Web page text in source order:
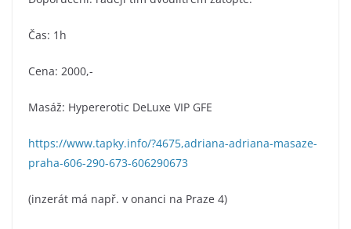
Čas: 1h
Cena: 2000,-
Masáž: Hypererotic DeLuxe VIP GFE
https://www.tapky.info/?4675,adriana-adriana-masaze-
praha-606-290-673-606290673
(inzerát má např. v onanci na Praze 4)